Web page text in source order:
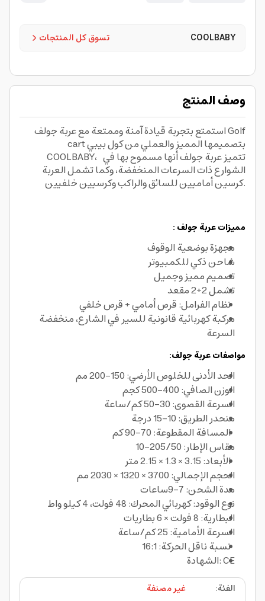
تسوق كل المنتجات COOLBABY
وصف المنتج
استمتع بتجربة قيادة آمنة وممتعة مع عربة جولف Golf
cart بتصميمها المميز والعملي من كول بيبي
COOLBABY، تتميز عربة جولف أنها مسموح بها في
الشوارع ذات السرعات المنخفضة، وكما تشمل العربة
كرسين أماميين للسائق والراكب وكرسيين خلفيين.
مميزات عربة جولف :
مجهزة بوضعية الوقوف
شاحن ذكي للكمبيوتر
تصميم مميز وجميل
تشمل 2+2 مقعد
نظام الفرامل: قرص أمامي + قرص خلفي
مركبة كهربائية قانونية للسير في الشارع، منخفضة
السرعة
مواصفات عربة جولف:
الحد الأدنى للخلوص الأرضي: 150-200 مم
الوزن الصافي: 400-500 كجم
السرعة القصوى: 30-50 كم/ساعة
منحدر الطريق: 10-15 درجة
المسافة المقطوعة: 70-90 كم
مقاس الإطار: 205/50-10
الأبعاد: 3.15 × 1.3 × 2.15 متر
الحجم الإجمالي: 3700 × 1320 × 2030 مم
مدة الشحن: 7-9ساعات
نوع الوقود: كهربائي المحرك: 48 فولت، 4 كيلو واط
البطارية: 8 فولت × 6 بطاريات
السرعة الأمامية: 25 كم/ساعة
نسبة ناقل الحركة: 16:1
الشهادة: CE
الفئة:
غير مصنفة